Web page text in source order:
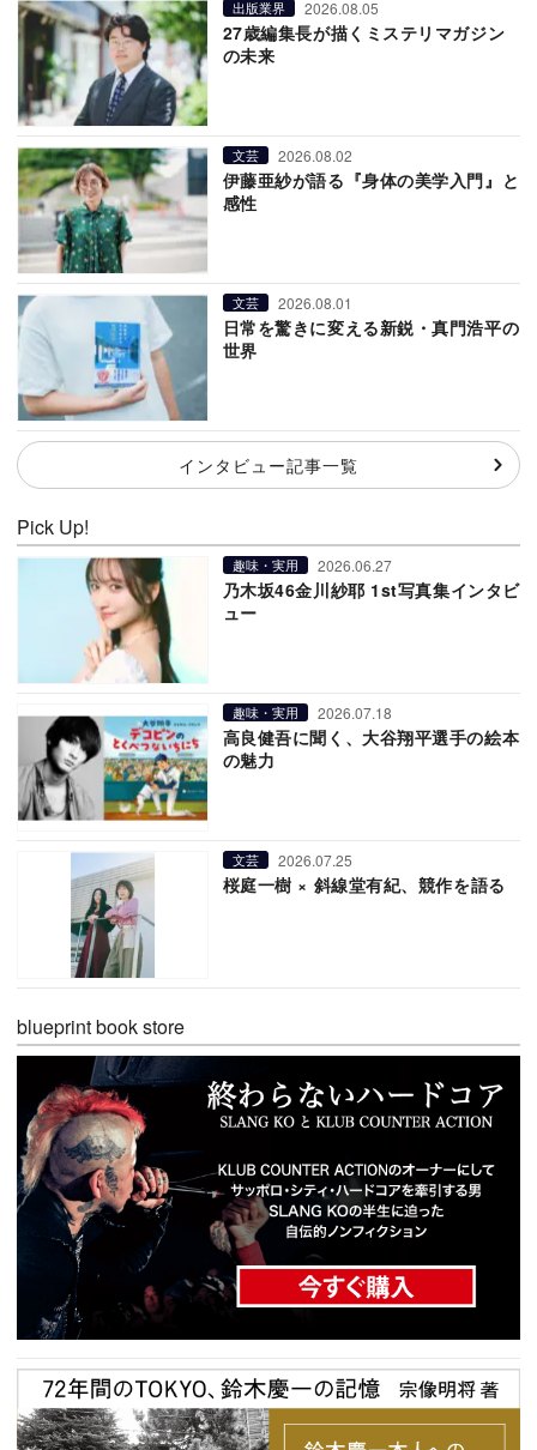
出版業界 2026.08.05
27歳編集長が描くミステリマガジン
の未来
文芸 2026.08.02
伊藤亜紗が語る『身体の美学入門』と
感性
文芸 2026.08.01
日常を驚きに変える新鋭・真門浩平の
世界
インタビュー記事一覧
Pick Up!
趣味・実用 2026.06.27
乃木坂46金川紗耶 1st写真集インタビ
ュー
趣味・実用 2026.07.18
高良健吾に聞く、大谷翔平選手の絵本
の魅力
文芸 2026.07.25
桜庭一樹 × 斜線堂有紀、競作を語る
blueprint book store